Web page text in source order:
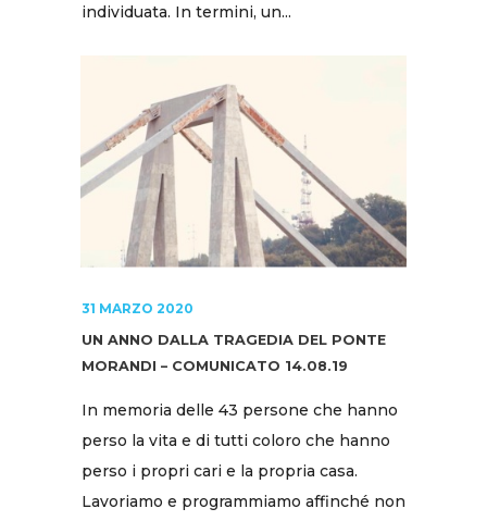
individuata. In termini, un...
31 MARZO 2020
UN ANNO DALLA TRAGEDIA DEL PONTE
MORANDI – COMUNICATO 14.08.19
In memoria delle 43 persone che hanno
perso la vita e di tutti coloro che hanno
perso i propri cari e la propria casa.
Lavoriamo e programmiamo affinché non